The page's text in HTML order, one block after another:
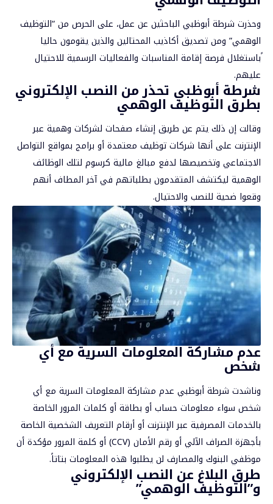
وحذرت شرطة أبوظبي الباحثين عن عمل، على الحرص من “التوظيف
الوهمي” ومن تصديق أكاذيب المحتالين والذين يقومون حاليا
ًباستغلال فرصة إقامة المناسبات والفعاليات الرسمية للاحتيال
عليهم.
شرطة أبوظبي تحذر من النصب الإلكتروني
بطرق التوظيف الوهمي
وقالت إن ذلك يتم عن طريق إنشاء صفحات لشركات وهمية عبر
الإنترنت على أنها شركات توظيف معتمدة أو برامج بمواقع التواصل
الاجتماعي وتخصيصها لدفع مبالغ مالية كرسوم لتلك الوظائف
الوهمية ليكتشف المتقدمون بطلباتهم في آخر المطاف أنهم
وقعوا ضحية للنصب والاحتيال.
عدم مشاركة المعلومات السرية مع أي
شخص
وناشدت شرطة أبوظبي عدم مشاركة المعلومات السرية مع أي
شخص سواء معلومات حساب أو بطاقة أو كلمات المرور الخاصة
بالخدمات المصرفية عبر الإنترنت أو أرقام التعريف الشخصية الخاصة
بأجهزة الصراف الآلي أو رقم الأمان (CCV) أو كلمة المرور مؤكدة أن
موظفي البنوك والمصارف لن يطلبوا هذه المعلومات بتاتاً.
طرق البلاغ عن النصب الإلكتروني
و”التوظيف الوهمي”